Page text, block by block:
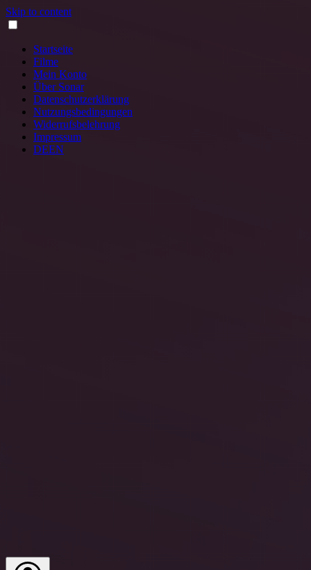
Skip to content
Startseite
Filme
Mein Konto
Über Sonar
Datenschutzerklärung
Nutzungsbedingungen
Widerrufsbelehrung
Impressum
DEEN